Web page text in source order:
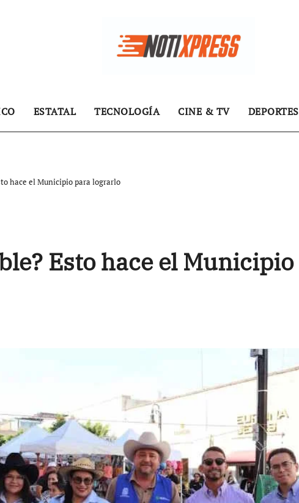
ESTATAL TECNOLOGÍA CINE & TV DEPORTES
hace el Municipio para lograrlo
Esto hace el Municipio